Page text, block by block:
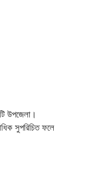
উপজেলা।
সুপরিচিত ফলে